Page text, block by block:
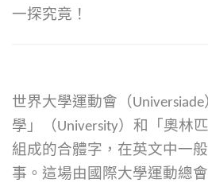
一探究竟！
世界大學運動會（
學」（University）和「奧林
組成的合體字，在英文中一
事。 這場由國際大學運動總會